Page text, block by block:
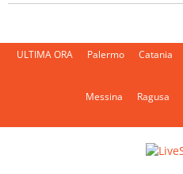
ULTIMA ORA Palermo Catania
Messina Ragusa